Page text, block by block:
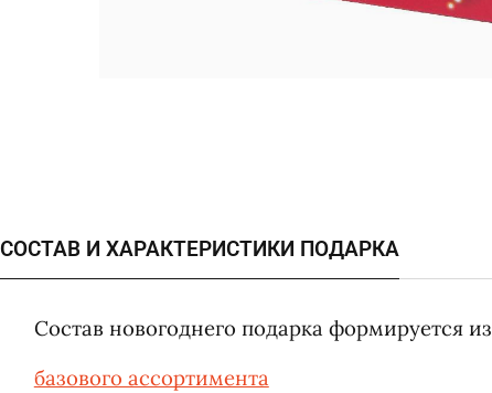
СОСТАВ И ХАРАКТЕРИСТИКИ ПОДАРКА
Состав новогоднего подарка формируется из
базового ассортимента